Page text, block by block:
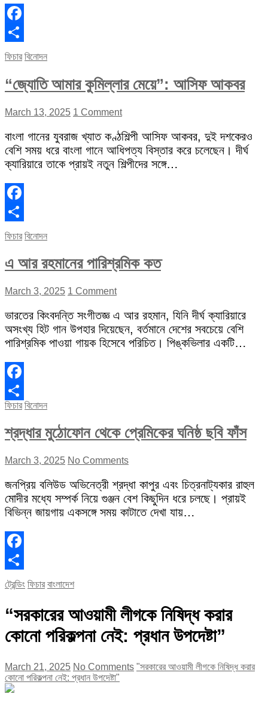
Facebook
Share
ফিচার বিনোদন
“জ্যোতি আমার কুমিল্লার মেয়ে”: আসিফ আকবর
March 13, 2025 1 Comment
বাংলা গানের যুবরাজ খ্যাত কণ্ঠশিল্পী আসিফ আকবর, দুই দশকেরও
বেশি সময় ধরে বাংলা গানে আধিপত্য বিস্তার করে চলেছেন। দীর্ঘ
ক্যারিয়ারে তাকে প্রায়ই নতুন শিল্পীদের সঙ্গে…
Facebook
Share
ফিচার বিনোদন
এ আর রহমানের পারিশ্রমিক কত
March 3, 2025 1 Comment
ভারতের কিংবদন্তি সংগীতজ্ঞ এ আর রহমান, যিনি দীর্ঘ ক্যারিয়ারে
অসংখ্য হিট গান উপহার দিয়েছেন, বর্তমানে দেশের সবচেয়ে বেশি
পারিশ্রমিক পাওয়া গায়ক হিসেবে পরিচিত। পিঙ্কভিলার একটি…
Facebook
Share
ফিচার বিনোদন
শ্রদ্ধার মুঠোফোন থেকে প্রেমিকের ঘনিষ্ঠ ছবি ফাঁস
March 3, 2025 No Comments
জনপ্রিয় বলিউড অভিনেত্রী শ্রদ্ধা কাপুর এবং চিত্রনাট্যকার রাহুল
মোদীর মধ্যে সম্পর্ক নিয়ে গুঞ্জন বেশ কিছুদিন ধরে চলছে। প্রায়ই
বিভিন্ন জায়গায় একসঙ্গে সময় কাটাতে দেখা যায়…
Facebook
Share
ট্রেন্ডিং ফিচার বাংলাদেশ
“সরকারের আওয়ামী লীগকে নিষিদ্ধ করার
কোনো পরিকল্পনা নেই: প্রধান উপদেষ্টা”
March 21, 2025 No Comments "সরকারের আওয়ামী লীগকে নিষিদ্ধ করার
কোনো পরিকল্পনা নেই: প্রধান উপদেষ্টা"